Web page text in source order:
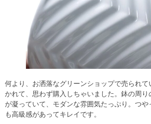
何より、お洒落なグリーンショップで売られ
かれて、思わず購入しちゃいました。鉢の周り
が凝っていて、モダンな雰囲気たっぷり。つ
も高級感があってキレイです。